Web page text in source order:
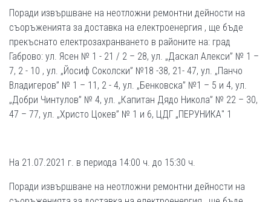
Поради извършване на неотложни ремонтни дейности на
съоръженията за доставка на електроенергия , ще бъде
прекъснато електрозахранването в районите на: град
Габрово: ул. Ясен № 1 - 21 / 2 – 28, ул. „Даскал Алекси” № 1 –
7, 2 - 10 , ул. „Йосиф Соколски” №18 -38, 21- 47, ул. „Панчо
Владигеров” № 1 – 11, 2 - 4, ул. „Бенковска” №1 – 5 и 4, ул.
„Добри Чинтулов” № 4, ул. „Капитан Дядо Никола” № 22 – 30,
47 – 77, ул. „Христо Цокев” № 1 и 6, ЦДГ „ПЕРУНИКА" 1
На 21.07.2021 г. в периода 14:00 ч. до 15:30 ч.
Поради извършване на неотложни ремонтни дейности на